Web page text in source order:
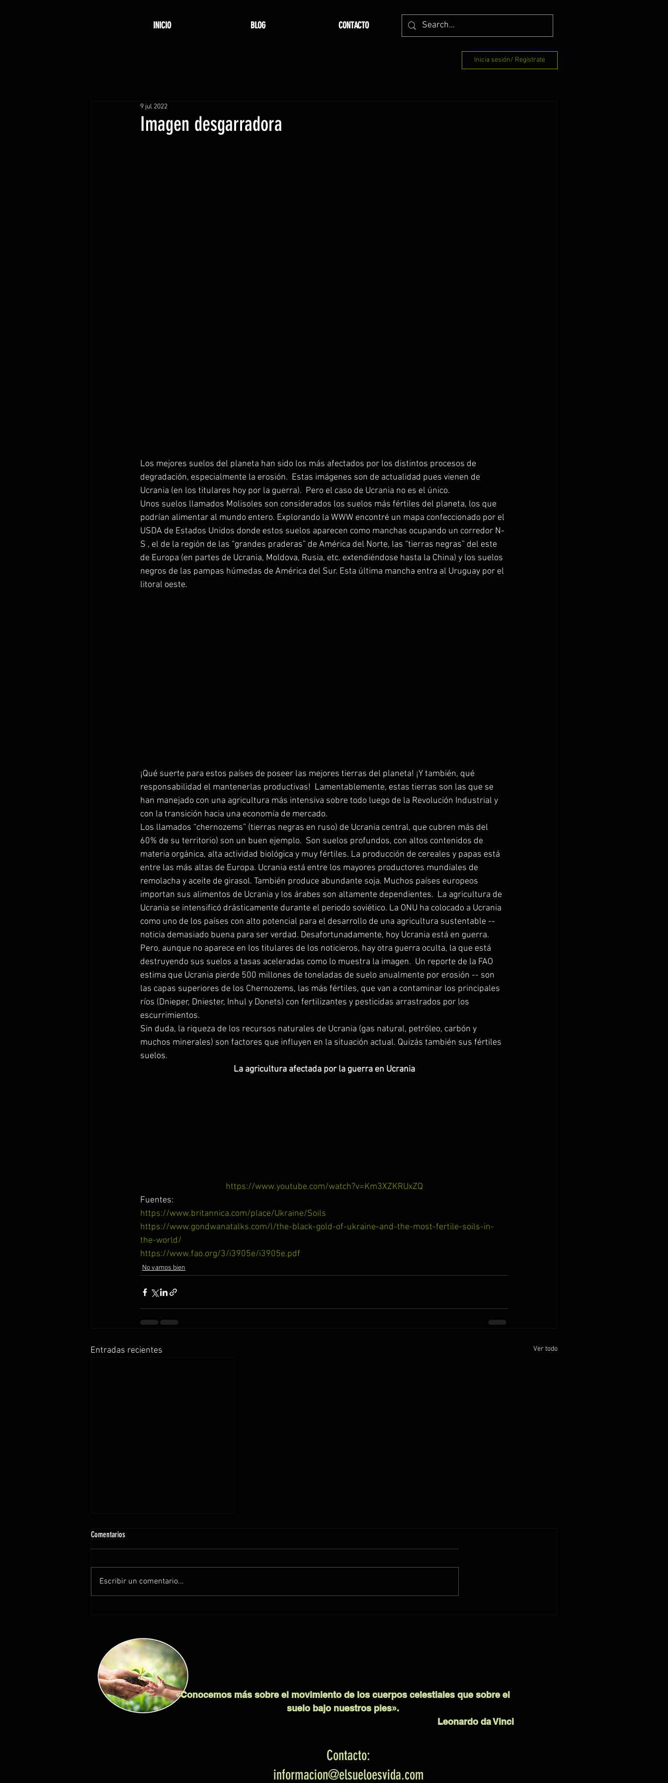
INICIO BLOG CONTACTO
Inicia sesión/ Regístrate
Imagen desgarradora
9 jul 2022
Los mejores suelos del planeta han sido los más afectados por los distintos procesos de
degradación, especialmente la erosión.  Estas imágenes son de actualidad pues vienen de
Ucrania (en los titulares hoy por la guerra).  Pero el caso de Ucrania no es el único.
Unos suelos llamados Molisoles son considerados los suelos más fértiles del planeta, los que
podrían alimentar al mundo entero. Explorando la WWW encontré un mapa confeccionado por el
USDA de Estados Unidos donde estos suelos aparecen como manchas ocupando un corredor N-
S , el de la región de las “grandes praderas” de América del Norte, las “tierras negras” del este
de Europa (en partes de Ucrania, Moldova, Rusia, etc. extendiéndose hasta la China) y los suelos
negros de las pampas húmedas de América del Sur. Esta última mancha entra al Uruguay por el
litoral oeste.
¡Qué suerte para estos países de poseer las mejores tierras del planeta! ¡Y también, qué
responsabilidad el mantenerlas productivas!  Lamentablemente, estas tierras son las que se
han manejado con una agricultura más intensiva sobre todo luego de la Revolución Industrial y
con la transición hacia una economía de mercado.
Los llamados “chernozems” (tierras negras en ruso) de Ucrania central, que cubren más del
60% de su territorio) son un buen ejemplo.  Son suelos profundos, con altos contenidos de
materia orgánica, alta actividad biológica y muy fértiles. La producción de cereales y papas está
entre las más altas de Europa. Ucrania está entre los mayores productores mundiales de
remolacha y aceite de girasol. También produce abundante soja. Muchos países europeos
importan sus alimentos de Ucrania y los árabes son altamente dependientes.  La agricultura de
Ucrania se intensificó drásticamente durante el periodo soviético. La ONU ha colocado a Ucrania
como uno de los países con alto potencial para el desarrollo de una agricultura sustentable --
noticia demasiado buena para ser verdad. Desafortunadamente, hoy Ucrania está en guerra.
Pero, aunque no aparece en los titulares de los noticieros, hay otra guerra oculta, la que está
destruyendo sus suelos a tasas aceleradas como lo muestra la imagen.  Un reporte de la FAO
estima que Ucrania pierde 500 millones de toneladas de suelo anualmente por erosión -- son
las capas superiores de los Chernozems, las más fértiles, que van a contaminar los principales
ríos (Dnieper, Dniester, Inhul y Donets) con fertilizantes y pesticidas arrastrados por los
escurrimientos.
Sin duda, la riqueza de los recursos naturales de Ucrania (gas natural, petróleo, carbón y
muchos minerales) son factores que influyen en la situación actual. Quizás también sus fértiles
suelos.
La agricultura afectada por la guerra en Ucrania
https://www.youtube.com/watch?v=Km3XZKRUxZQ
Fuentes:
https://www.britannica.com/place/Ukraine/Soils
https://www.gondwanatalks.com/l/the-black-gold-of-ukraine-and-the-most-fertile-soils-in-
the-world/
https://www.fao.org/3/i3905e/i3905e.pdf
No vamos bien
Entradas recientes Ver todo
Comentarios
Escribir un comentario...
«Conocemos más sobre el movimiento de los cuerpos celestiales que sobre el
suelo bajo nuestros pies».
Leonardo da Vinci
Contacto:
informacion@elsueloesvida.com